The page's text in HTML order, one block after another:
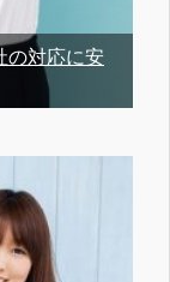
の対応に安